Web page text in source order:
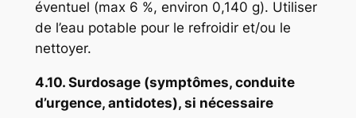
éventuel (max 6 %, environ 0,140 g). Utiliser
de l’eau potable pour le refroidir et/ou le
nettoyer.
4.10. Surdosage (symptômes, conduite
d’urgence, antidotes), si nécessaire